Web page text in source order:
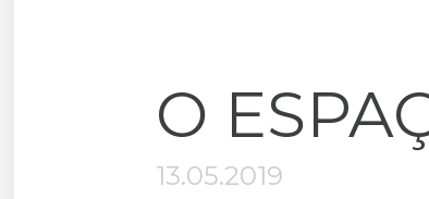
O
13.05.2019